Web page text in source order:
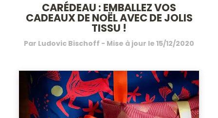
CARÉDEAU : EMBALLEZ VOS
CADEAUX DE NOËL AVEC DE JOLIS
TISSU !
Par Ludovic Bischoff - Mise à jour le 15/12/2020